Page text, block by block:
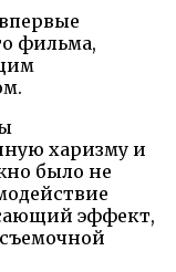
фильма,
харизму и
было не
эффект,